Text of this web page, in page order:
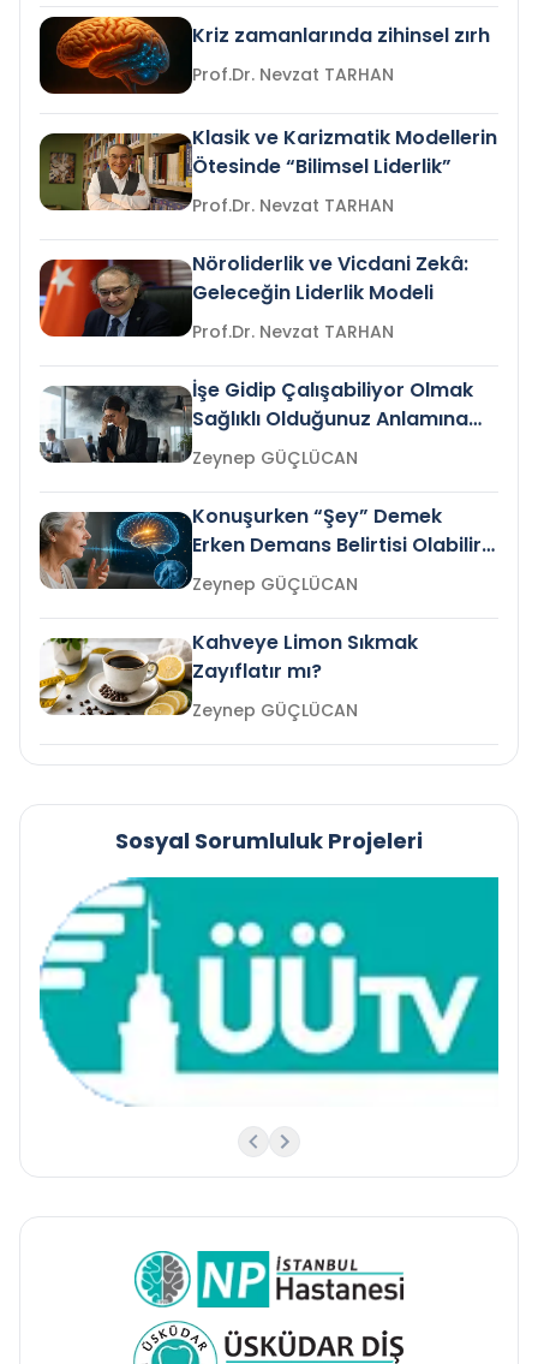
Kriz zamanlarında zihinsel zırh
Prof.Dr. Nevzat TARHAN
Klasik ve Karizmatik Modellerin
Ötesinde “Bilimsel Liderlik”
Prof.Dr. Nevzat TARHAN
Nöroliderlik ve Vicdani Zekâ:
Geleceğin Liderlik Modeli
Prof.Dr. Nevzat TARHAN
İşe Gidip Çalışabiliyor Olmak
Sağlıklı Olduğunuz Anlamına
Gelir mi?Zeynep GÜÇLÜCAN
Konuşurken “Şey” Demek
Erken Demans Belirtisi Olabilir
mi?
Zeynep GÜÇLÜCAN
Kahveye Limon Sıkmak
Zayıflatır mı?
Zeynep GÜÇLÜCAN
Sosyal Sorumluluk Projeleri